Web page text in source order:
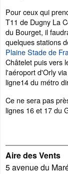
Pour ceux qui
T11 de Dugny La
du Bourget, il
quelques stations
Plaine Stade de
Châtelet puis vers
l'aéroport d'Orly
ligne14 du métro
Ce ne sera pas
lignes 16 et 17 du
Aire des Vents
5 avenue du